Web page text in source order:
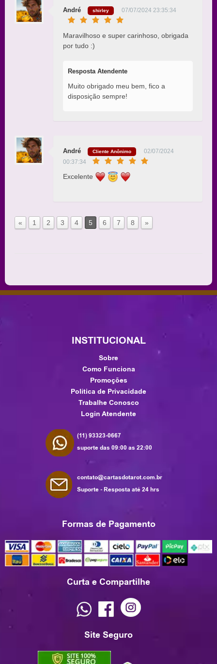
André shirley 07/07/2024 23:35:34
Maravilhoso e super carinhoso, obrigada
por tudo :)
Resposta Atendente
Muito obrigado meu bem, fico a
disposição sempre!
André Cliente Anônimo
02/07/2024
00:37:34
Excelente
« 1 2 3 4 5 6 7 8 »
INSTITUCIONAL
Sobre
Como Funciona
Promoções
Política de Privacidade
Trabalhe Conosco
Login Atendente
(11) 93323-0667
suporte das 09:00 as 22:00
contato@cartasdotarot.com.br
Suporte - Resposta até 24 hrs
Formas de Pagamento
Curta e Compartilhe
Site Seguro